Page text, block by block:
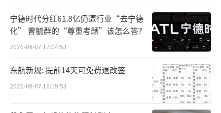
宁德时代分红61.8亿仍遭行业“去宁德
化” 曾毓群的“尊重考题”该怎么答？
2026-08-07 17:04:53
东航新规: 提前14天可免费退改签
2026-08-07 16:19:53